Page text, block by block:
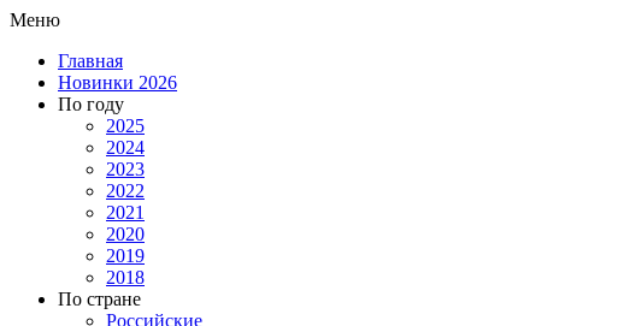
Меню
Главная
Новинки 2026
По году
2025
2024
2023
2022
2021
2020
2019
2018
По стране
Российские